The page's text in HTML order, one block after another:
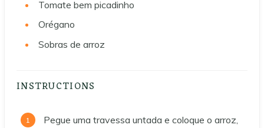
Tomate bem picadinho
Orégano
Sobras de arroz
INSTRUCTIONS
Pegue uma travessa untada e coloque o arroz,